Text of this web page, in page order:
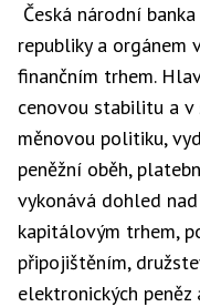
Česká národní
republiky a orgánem
finančním trhem.
cenovou stabilitu a v
měnovou politiku,
peněžní oběh,
vykonává dohled
kapitálovým trhem,
připojištěním,
elektronických